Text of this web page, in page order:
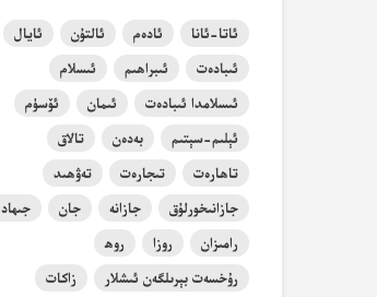
ئاتا-ئانا ئادەم ئالتۇن
ئايال
ئىبادەت
ئىبراھىم
ئىسلام
ئىسلامدا ئىبادەت
ئىمان
ئۆسۈم
ئېلىم-سېتىم
بەدەن
تالاق
تاھارەت
تىجارەت
تەۋھىد
جازانىخورلۇق
جازانە جان
جىھاد
رامىزان
روزا
روھ
رۇخسەت بېرىلگەن ئىشلار
زاكات